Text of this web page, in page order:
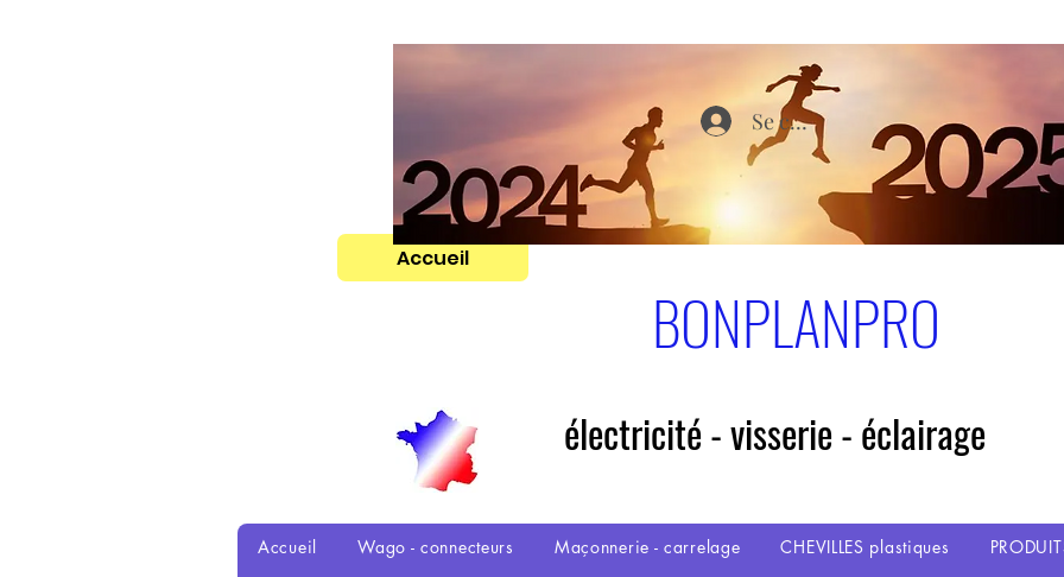
Accueil
BONPLANPRO
Se connecter
électricité - visserie - éclairage
Accueil Wago - connecteurs Maçonnerie - carrelage CHEVILLES plastiques